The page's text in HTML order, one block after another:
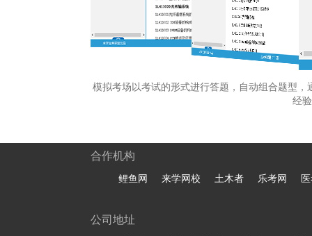
模拟考场以考试的形式进行答题，自动组合题型
经
合作机构
鲤鱼网 来学网校 土木者 乐考网
公司地址